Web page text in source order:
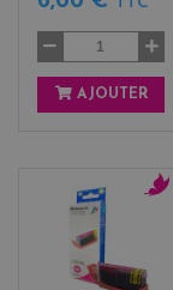
AJOUTER
e